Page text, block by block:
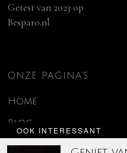
OOK INTERESSANT
Getest van 2023 op
Besparo.nl
ONZE PAGINA’S
Home
Blog
Contact